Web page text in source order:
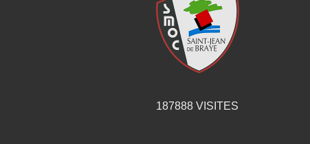
187888 VISITES